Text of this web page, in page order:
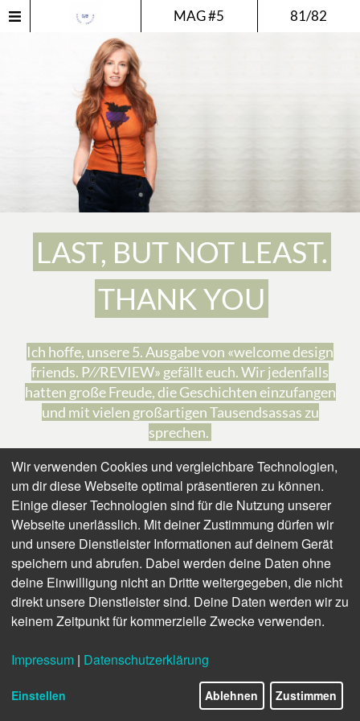
MAG #5 81/82
LAST, BUT NOT LEAST.
THANK YOU
Ich hoffe, unsere 5. Ausgabe von «welcome design
friends. P⁄⁄REVIEW» gefällt euch. Wir jedenfalls
hatten große Freude, die Geschichten einzufangen
und mit vielen großartigen Tausendsassas zu
sprechen.
Großen Dank erneut an unsere Kunden unddesign
friendsfür ihre wunderbaren Brand Stories, die wir
erzählen dürfen und Produkte, die unser aller Alltag
schöner und lebenswerter machen. Und, in
liebgewonnener Tradition: Danke dir Stefan
Westendorp für dein Mitgestalten unseres MAG.
Ihr Lieben, wir sehen uns auf der ORGATEC – bis
dahin wünschen wir euch einen schönen Sommer!
Wir verwenden Cookies und vergleichbare Technologien,
um dir diese Webseite optimal präsentieren zu können.
Einige dieser Technologien sind für die Nutzung unserer
Webseite unerlässlich. Mit deiner Zustimmung dürfen wir
und unsere Dienstleister Informationen auf deinem Gerät
speichern und abrufen. Dabei werden deine Daten ohne
deine Einwilligung nicht an Dritte weitergegeben, die nicht
direkt unsere Dienstleister sind. Deine Daten werden wir zu
keinem Zeitpunkt für kommerzielle Zwecke verwenden.
Impressum | Datenschutzerklärung
Einstellen Ablehnen Zustimmen